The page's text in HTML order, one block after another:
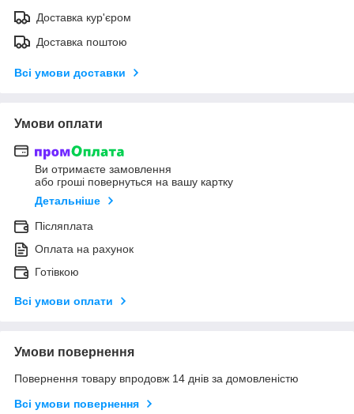
Доставка кур'єром
Доставка поштою
Всі умови доставки
Умови оплати
Ви отримаєте замовлення
або гроші повернуться на вашу картку
Детальніше
Післяплата
Оплата на рахунок
Готівкою
Всі умови оплати
Умови повернення
Повернення товару впродовж 14 днів за домовленістю
Всі умови повернення